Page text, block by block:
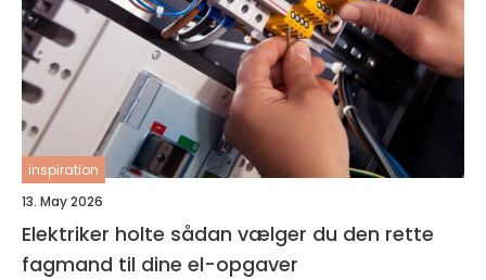
inspiration
13. May 2026
Elektriker holte sådan vælger du den rette
fagmand til dine el-opgaver